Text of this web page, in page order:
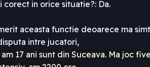
in orice situatie?: Da.
aceasta functie deoarece ma
intre jucatori,
17 ani sunt din Suceava. Ma joc